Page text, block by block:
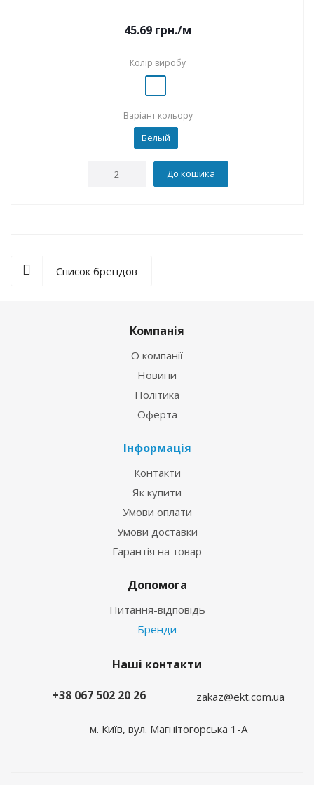
45.69 грн./м
Колір виробу
Варіант кольору
Белый
До кошика
Список брендов
Компанія
О компанії
Новини
Політика
Оферта
Інформація
Контакти
Як купити
Умови оплати
Умови доставки
Гарантія на товар
Допомога
Питання-відповідь
Бренди
Наші контакти
+38 067 502 20 26
zakaz@ekt.com.ua
м. Київ, вул. Магнітогорська 1-А